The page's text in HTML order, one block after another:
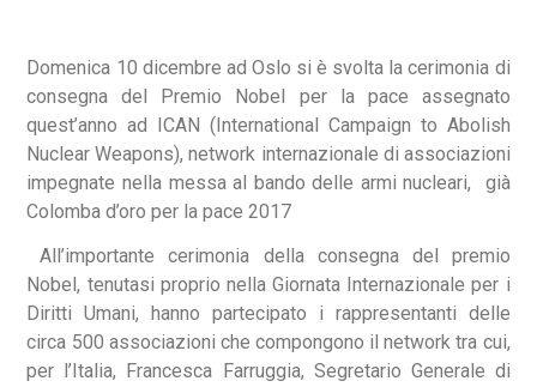
Domenica 10 dicembre ad Oslo si è svolta la cerimonia di
consegna del Premio Nobel per la pace assegnato
quest’anno ad ICAN (International Campaign to Abolish
Nuclear Weapons), network internazionale di associazioni
impegnate nella messa al bando delle armi nucleari, già
Colomba d’oro per la pace 2017
All’importante cerimonia della consegna del premio
Nobel, tenutasi proprio nella Giornata Internazionale per i
Diritti Umani, hanno partecipato i rappresentanti delle
circa 500 associazioni che compongono il network tra cui,
per l’Italia, Francesca Farruggia, Segretario Generale di